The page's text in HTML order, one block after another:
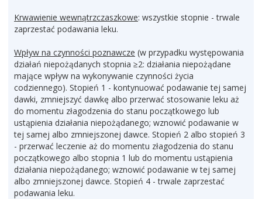
Krwawienie wewnątrzczaszkowe: wszystkie stopnie - trwale
zaprzestać podawania leku.
Wpływ na czynności poznawcze (w przypadku występowania
działań niepożądanych stopnia ≥2: działania niepożądane
mające wpływ na wykonywanie czynności życia
codziennego). Stopień 1 - kontynuować podawanie tej samej
dawki, zmniejszyć dawkę albo przerwać stosowanie leku aż
do momentu złagodzenia do stanu początkowego lub
ustąpienia działania niepożądanego; wznowić podawanie w
tej samej albo zmniejszonej dawce. Stopień 2 albo stopień 3
- przerwać leczenie aż do momentu złagodzenia do stanu
początkowego albo stopnia 1 lub do momentu ustąpienia
działania niepożądanego; wznowić podawanie w tej samej
albo zmniejszonej dawce. Stopień 4 - trwale zaprzestać
podawania leku.